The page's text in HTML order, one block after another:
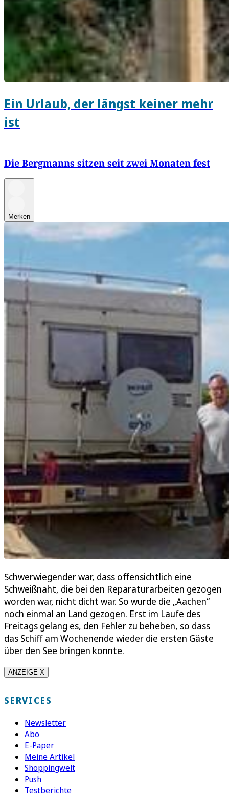
Ein Urlaub, der längst keiner mehr
ist
Die Bergmanns sitzen seit zwei Monaten fest
Merken
Schwerwiegender war, dass offensichtlich eine
Schweißnaht, die bei den Reparaturarbeiten gezogen
worden war, nicht dicht war. So wurde die „Aachen“
noch einmal an Land gezogen. Erst im Laufe des
Freitags gelang es, den Fehler zu beheben, so dass
das Schiff am Wochenende wieder die ersten Gäste
über den See bringen konnte.
ANZEIGE X
SERVICES
Newsletter
Abo
E-Paper
Meine Artikel
Shoppingwelt
Push
Testberichte